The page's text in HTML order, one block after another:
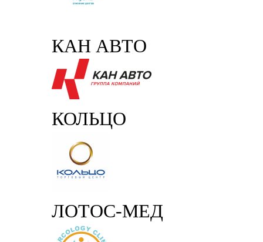
КАН АВТО
КОЛЬЦО
ЛОТОС-МЕД